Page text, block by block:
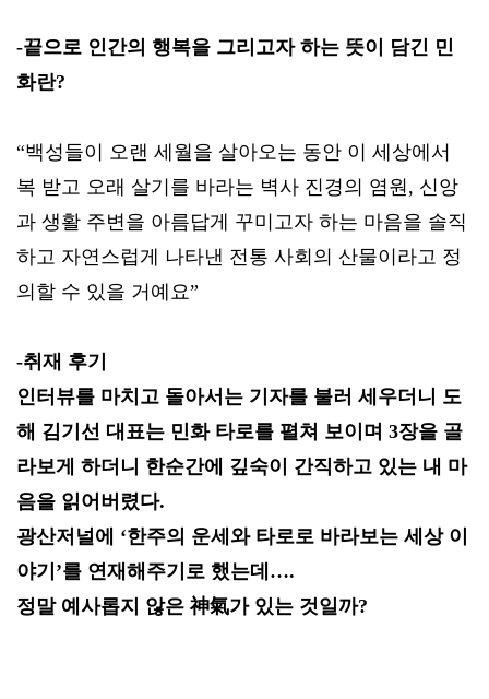
-끝으로 인간의 행복을 그리고자 하는 뜻이 담긴 민
화란?
“백성들이 오랜 세월을 살아오는 동안 이 세상에서
복 받고 오래 살기를 바라는 벽사 진경의 염원, 신앙
과 생활 주변을 아름답게 꾸미고자 하는 마음을 솔직
하고 자연스럽게 나타낸 전통 사회의 산물이라고 정
의할 수 있을 거예요”
-취재 후기
인터뷰를 마치고 돌아서는 기자를 불러 세우더니 도
해 김기선 대표는 민화 타로를 펼쳐 보이며 3장을 골
라보게 하더니 한순간에 깊숙이 간직하고 있는 내 마
음을 읽어버렸다.
광산저널에 ‘한주의 운세와 타로로 바라보는 세상 이
야기’를 연재해주기로 했는데….
정말 예사롭지 않은 神氣가 있는 것일까?